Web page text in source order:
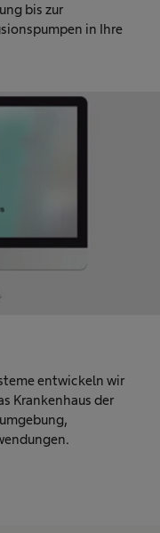
bis zur
in Ihre
entwickeln wir
Krankenhaus der